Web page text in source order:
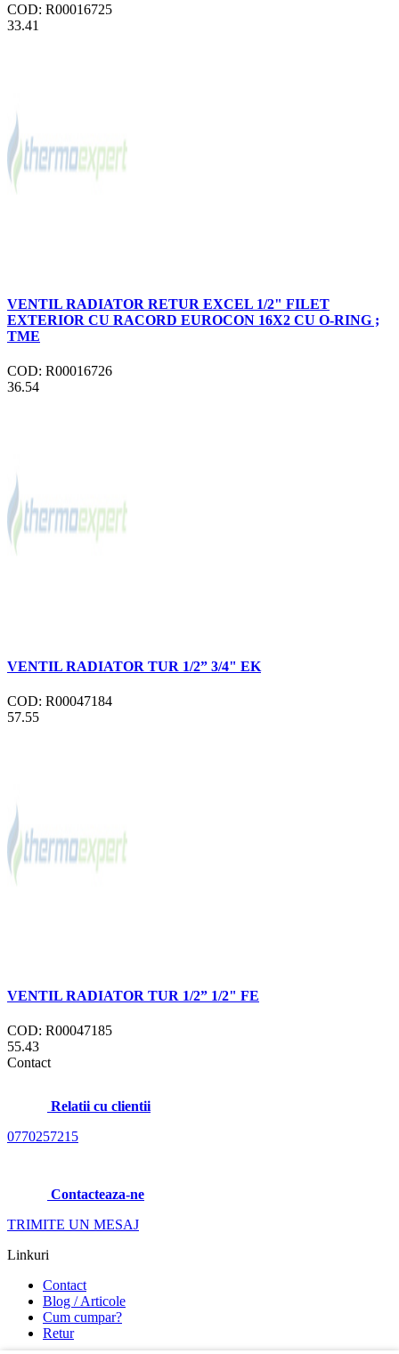
COD: R00016725
33.41
VENTIL RADIATOR RETUR EXCEL 1/2" FILET
EXTERIOR CU RACORD EUROCON 16X2 CU O-RING ;
TME
COD: R00016726
36.54
VENTIL RADIATOR TUR 1/2” 3/4" EK
COD: R00047184
57.55
VENTIL RADIATOR TUR 1/2” 1/2" FE
COD: R00047185
55.43
Contact
Relatii cu clientii
0770257215
Contacteaza-ne
TRIMITE UN MESAJ
Linkuri
Contact
Blog / Articole
Cum cumpar?
Retur